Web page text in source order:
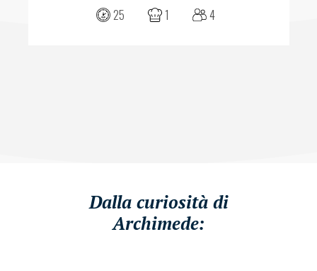
25 1 4
Dalla curiosità di
Archimede: